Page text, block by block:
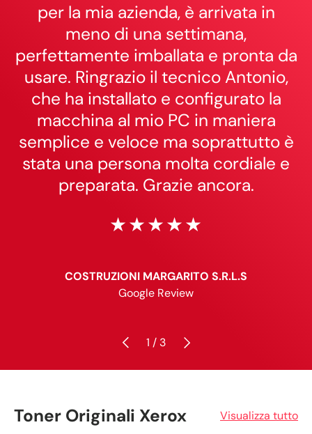
per la mia azienda, è arrivata in
meno di una settimana,
perfettamente imballata e pronta da
usare. Ringrazio il tecnico Antonio,
che ha installato e configurato la
macchina al mio PC in maniera
semplice e veloce ma soprattutto è
stata una persona molta cordiale e
preparata. Grazie ancora.
★★★★★
COSTRUZIONI MARGARITO S.R.L.S
Google Review
Indietro
1 / di
3 Avanti
Toner Originali Xerox Visualizza tutto